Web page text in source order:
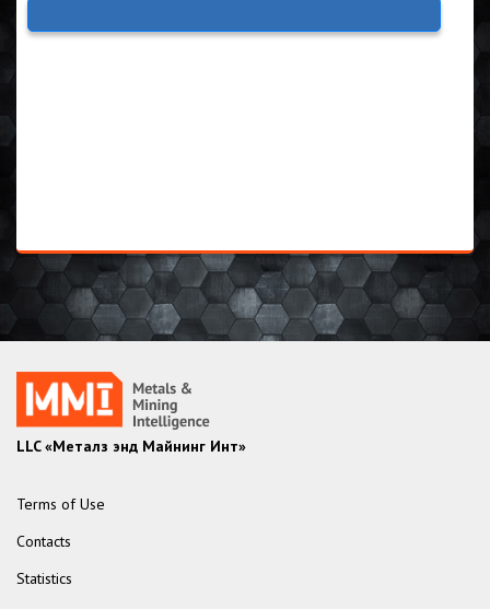
LLC «Металз энд Майнинг Инт»
Terms of Use
Contacts
Statistics